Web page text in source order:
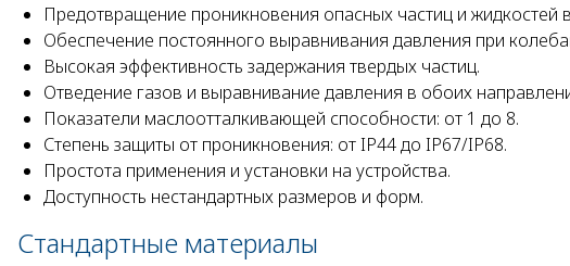
Предотвращение проникновения опасных частиц и жидкостей
Обеспечение постоянного выравнивания давления при
Высокая эффективность задержания твердых частиц.
Отведение газов и выравнивание давления в обоих
Показатели маслоотталкивающей способности: от 1 до 8.
Степень защиты от проникновения: от IP44 до IP67/IP68.
Простота применения и установки на устройства.
Доступность нестандартных размеров и форм.
Стандартные материалы